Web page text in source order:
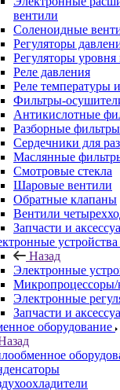
вентили
Соленоидные
Регуляторы
Регуляторы уровня
Реле давления
Реле температуры
Фильтры-
Антикислотные
Разборные фильтры
Сердечники для
Маслянные
Смотровые стекла
Шаровые вентили
Обратные клапаны
Вентили
Запчасти и
устройства
Назад
Электронные
Микропроцессоры/
Электронные
Запчасти и
оборудование